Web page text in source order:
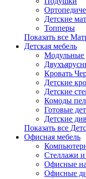
Детские
Топперы
Показать все
Детская мебель
Модульные
Кровать
Детские
Детские
Комоды
Готовые
Детские
Показать все
Офисная мебель
Стеллажи
Офисные
Офисные